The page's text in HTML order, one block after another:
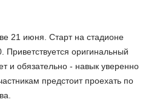
21 июня. Старт на стадионе
оригинальный
и обязательно - навык уверенно
предстоит проехать по